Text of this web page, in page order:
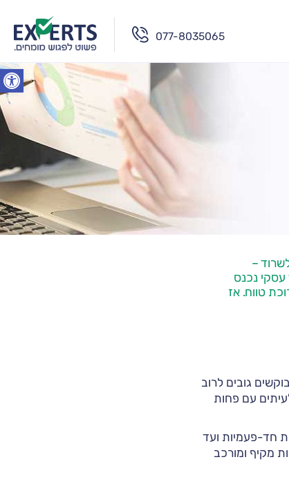
פתח
077-8035065
–
עסקי נכנס
טווח. אז
גובים לרוב
עם פחות
חד-פעמיות ועד
מקיף ומורכב